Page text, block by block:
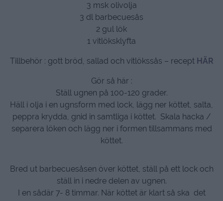
3 msk olivolja
3 dl barbecuesås
2 gul lök
1 vitlöksklyfta
Tillbehör : gott bröd, sallad och vitlökssås – recept HÄR
Gör så här :
Ställ ugnen på 100-120 grader.
Häll i olja i en ugnsform med lock, lägg ner köttet, salta,
peppra krydda, gnid in samtliga i köttet. Skala hacka /
separera löken och lägg ner i formen tillsammans med
köttet.
Bred ut barbecuesåsen över köttet, ställ på ett lock och
ställ in i nedre delen av ugnen.
I en sådär 7- 8 timmar. När köttet är klart så ska det